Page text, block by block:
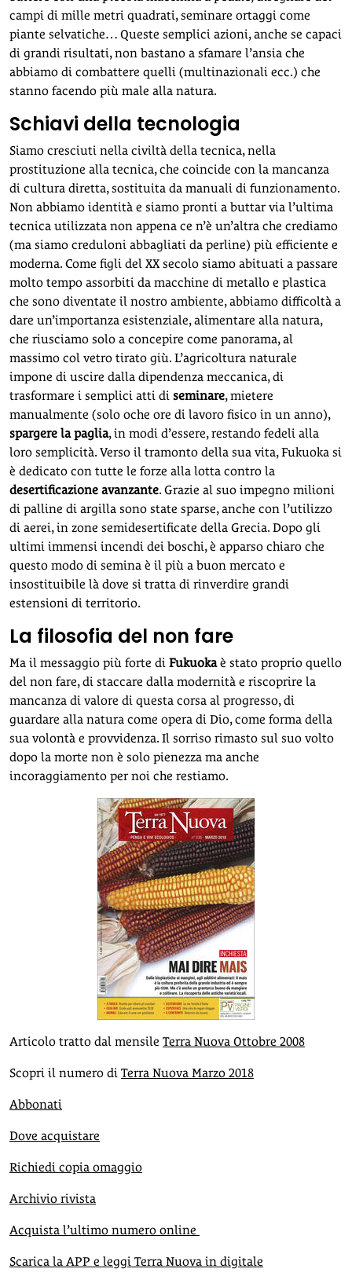
campi di mille metri quadrati, seminare ortaggi come
piante selvatiche… Queste semplici azioni, anche se capaci
di grandi risultati, non bastano a sfamare l’ansia che
abbiamo di combattere quelli (multinazionali ecc.) che
stanno facendo più male alla natura.
Schiavi della tecnologia
Siamo cresciuti nella civiltà della tecnica, nella
prostituzione alla tecnica, che coincide con la mancanza
di cultura diretta, sostituita da manuali di funzionamento.
Non abbiamo identità e siamo pronti a buttar via l’ultima
tecnica utilizzata non appena ce n’è un’altra che crediamo
(ma siamo creduloni abbagliati da perline) più efficiente e
moderna. Come figli del XX secolo siamo abituati a passare
molto tempo assorbiti da macchine di metallo e plastica
che sono diventate il nostro ambiente, abbiamo difficoltà a
dare un’importanza esistenziale, alimentare alla natura,
che riusciamo solo a concepire come panorama, al
massimo col vetro tirato giù. L’agricoltura naturale
impone di uscire dalla dipendenza meccanica, di
trasformare i semplici atti di seminare, mietere
manualmente (solo oche ore di lavoro fisico in un anno),
spargere la paglia, in modi d’essere, restando fedeli alla
loro semplicità. Verso il tramonto della sua vita, Fukuoka si
è dedicato con tutte le forze alla lotta contro la
desertificazione avanzante. Grazie al suo impegno milioni
di palline di argilla sono state sparse, anche con l’utilizzo
di aerei, in zone semidesertificate della Grecia. Dopo gli
ultimi immensi incendi dei boschi, è apparso chiaro che
questo modo di semina è il più a buon mercato e
insostituibile là dove si tratta di rinverdire grandi
estensioni di territorio.
La filosofia del non fare
Ma il messaggio più forte di Fukuokaè stato proprio quello
del non fare, di staccare dalla modernità e riscoprire la
mancanza di valore di questa corsa al progresso, di
guardare alla natura come opera di Dio, come forma della
sua volontà e provvidenza. Il sorriso rimasto sul suo volto
dopo la morte non è solo pienezza ma anche
incoraggiamento per noi che restiamo.
Articolo tratto dal mensile Terra Nuova Ottobre 2008
Scopri il numero di Terra Nuova Marzo 2018
Abbonati
Dove acquistare
Richiedi copia omaggio
Archivio rivista
Acquista l’ultimo numero online
Scarica la APP e leggi Terra Nuova in digitale